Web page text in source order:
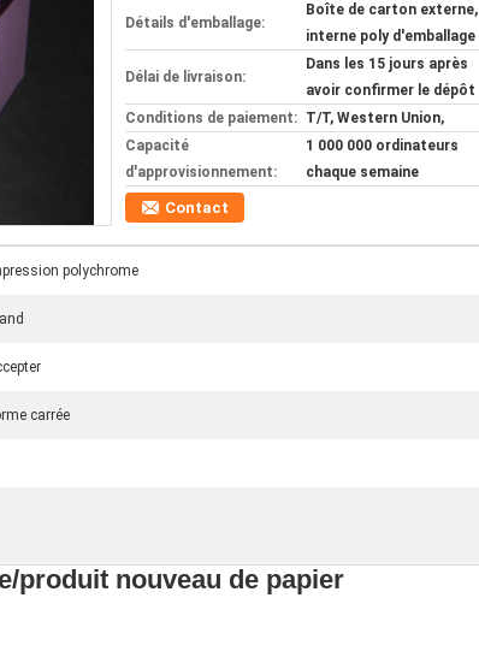
Détails d'emballage:
Boîte de carton externe,
interne poly d'emballage
Délai de livraison:
Dans les 15 jours après
avoir confirmer le dépôt
Conditions de paiement: T/T, Western Union,
Capacité
d'approvisionnement:
1 000 000 ordinateurs
chaque semaine
Contact
polychrome
carrée
produit nouveau de papier